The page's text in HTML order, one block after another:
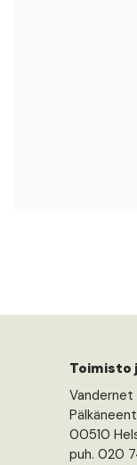
Toimisto
Vandernet
00510
puh. 020